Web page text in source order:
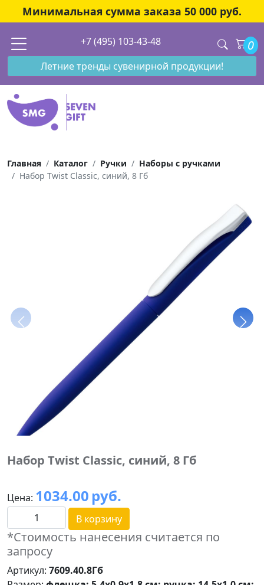
Минимальная сумма заказа 50 000 руб.
+7 (495) 103-43-48 0
Летние тренды сувенирной продукции!
Главная Каталог Ручки
Наборы с ручками
Набор Twist Classic, синий, 8 Гб
Набор Twist Classic, синий, 8 Гб
Цена: 1034.00 руб.
В корзину
*Стоимость нанесения считается по
запросу
Артикул: 7609.40.8Гб